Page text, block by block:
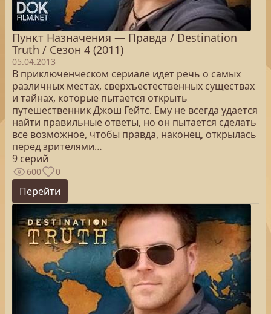
Пункт Назначения — Правда / Destination
Truth / Сезон 4 (2011)
05.04.2013
В приключенческом сериале идет речь о самых
различных местах, сверхъестественных существах
и тайнах, которые пытается открыть
путешественник Джош Гейтс. Ему не всегда удается
найти правильные ответы, но он пытается сделать
все возможное, чтобы правда, наконец, открылась
перед зрителями…
9 серий
600 0
Перейти